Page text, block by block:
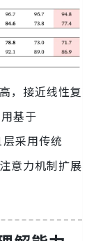
，接近线性复
基于
采用传统
意力机制扩展